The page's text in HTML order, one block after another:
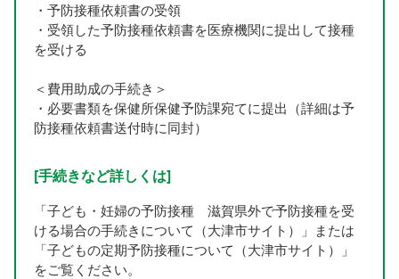
・予防接種依頼書の受領
・受領した予防接種依頼書を医療機関に提出して接種
を受ける
＜費用助成の手続き＞
・必要書類を保健所保健予防課宛てに提出（詳細は予
防接種依頼書送付時に同封）
[手続きなど詳しくは]
「子ども・妊婦の予防接種 滋賀県外で予防接種を受
ける場合の手続きについて（大津市サイト）」または
「子どもの定期予防接種について（大津市サイト）」
をご覧ください。